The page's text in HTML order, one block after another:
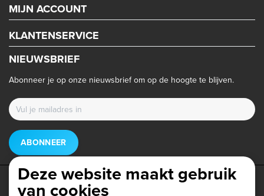
MIJN ACCOUNT
KLANTENSERVICE
NIEUWSBRIEF
Abonneer je op onze nieuwsbrief om op de hoogte te blijven.
ABONNEER
Deze website maakt gebruik
van cookies